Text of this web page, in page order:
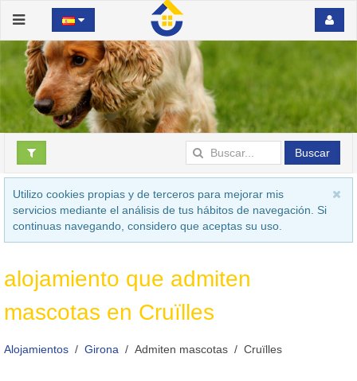
Buscar
Utilizo cookies propias y de terceros para mejorar mis
servicios mediante el análisis de tus hábitos de navegación. Si
continuas navegando, considero que aceptas su uso.
alojamiento que admiten
mascotas en Cruïlles
Alojamientos Girona Admiten mascotas Cruïlles